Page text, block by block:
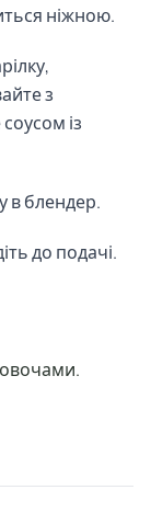
ніжною.
з
із
в блендер.
до подачі.